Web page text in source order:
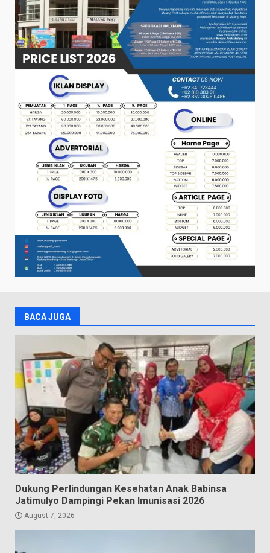
BACA JUGA
Dukung Perlindungan Kesehatan Anak Babinsa
Jatimulyo Dampingi Pekan Imunisasi 2026
August 7, 2026